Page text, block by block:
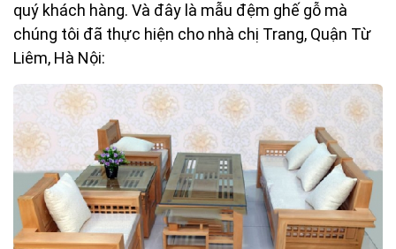
quý khách hàng. Và đây là mẫu đệm ghế gỗ mà
chúng tôi đã thực hiện cho nhà chị Trang, Quận Từ
Liêm, Hà Nội: